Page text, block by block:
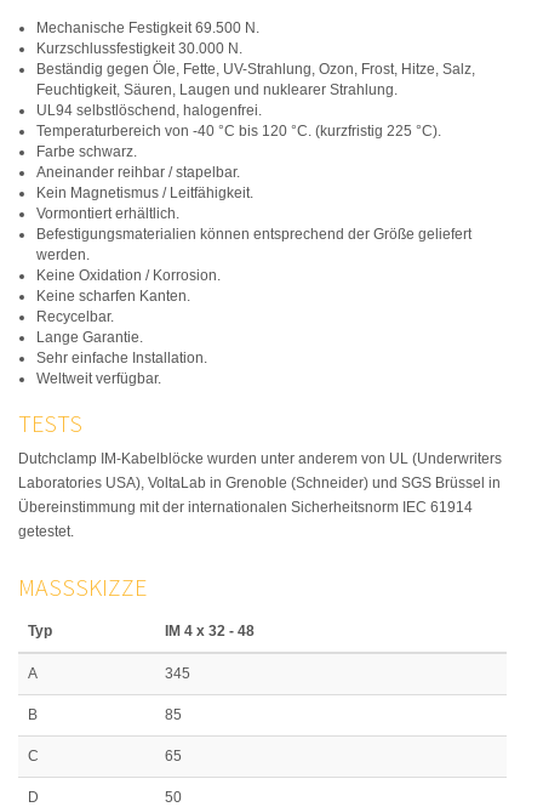
Mechanische Festigkeit 69.500 N.
Kurzschlussfestigkeit 30.000 N.
Beständig gegen Öle, Fette, UV-Strahlung, Ozon, Frost, Hitze, Salz,
Feuchtigkeit, Säuren, Laugen und nuklearer Strahlung.
UL94 selbstlöschend, halogenfrei.
Temperaturbereich von -40 °C bis 120 °C. (kurzfristig 225 °C).
Farbe schwarz.
Aneinander reihbar / stapelbar.
Kein Magnetismus / Leitfähigkeit.
Vormontiert erhältlich.
Befestigungsmaterialien können entsprechend der Größe geliefert
werden.
Keine Oxidation / Korrosion.
Keine scharfen Kanten.
Recycelbar.
Lange Garantie.
Sehr einfache Installation.
Weltweit verfügbar.
TESTS
Dutchclamp IM-Kabelblöcke wurden unter anderem von UL (Underwriters
Laboratories USA), VoltaLab in Grenoble (Schneider) und SGS Brüssel in
Übereinstimmung mit der internationalen Sicherheitsnorm IEC 61914
getestet.
MASSSKIZZE
Typ IM 4 x 32 - 48
A 345
B 85
C 65
D 50